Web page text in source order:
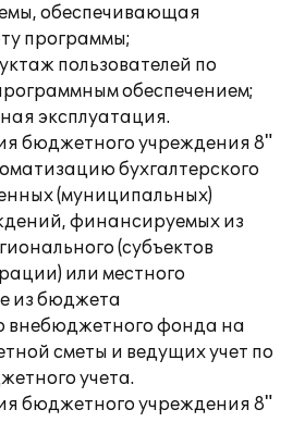
обеспечивающая
программы;
пользователей по
обеспечением;
эксплуатация.
бюджетного учреждения 8"
бухгалтерского
(муниципальных)
финансируемых из
(субъектов
или местного
из бюджета
внебюджетного фонда на
сметы и ведущих учет по
учета.
бюджетного учреждения 8"